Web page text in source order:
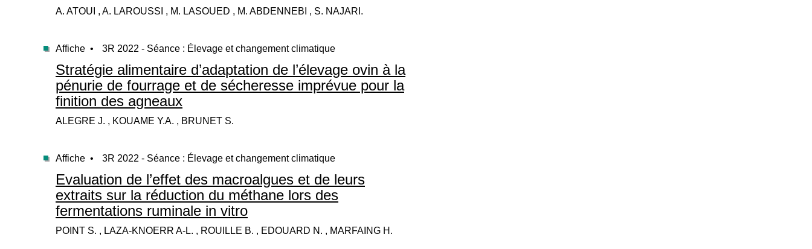
A. ATOUI , A. LAROUSSI , M. LASOUED , M. ABDENNEBI , S. NAJARI.
Affiche • 3R 2022 - Séance : Élevage et changement climatique
Stratégie alimentaire d’adaptation de l’élevage ovin à la
pénurie de fourrage et de sécheresse imprévue pour la
finition des agneaux
ALEGRE J. , KOUAME Y.A. , BRUNET S.
Affiche • 3R 2022 - Séance : Élevage et changement climatique
Evaluation de l’effet des macroalgues et de leurs
extraits sur la réduction du méthane lors des
fermentations ruminale in vitro
POINT S. , LAZA-KNOERR A-L. , ROUILLE B. , EDOUARD N. , MARFAING H.